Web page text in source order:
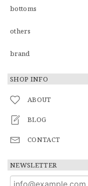
bottoms
others
brand
SHOP INFO
ABOUT
BLOG
CONTACT
NEWSLETTER